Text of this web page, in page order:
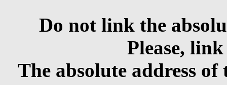
Do not link the
Please,
The absolute address